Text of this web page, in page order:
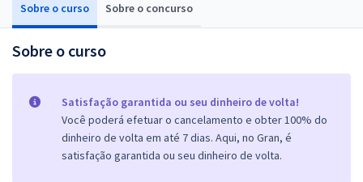
Sobre o curso Sobre o concurso
Sobre o curso
Satisfação garantida ou seu dinheiro de volta!
Você poderá efetuar o cancelamento e obter 100% do
dinheiro de volta em até 7 dias. Aqui, no Gran, é
satisfação garantida ou seu dinheiro de volta.